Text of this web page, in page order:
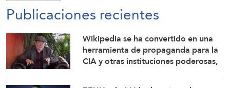
Publicaciones recientes
Wikipedia se ha convertido en una
herramienta de propaganda para la
CIA y otras instituciones poderosas,